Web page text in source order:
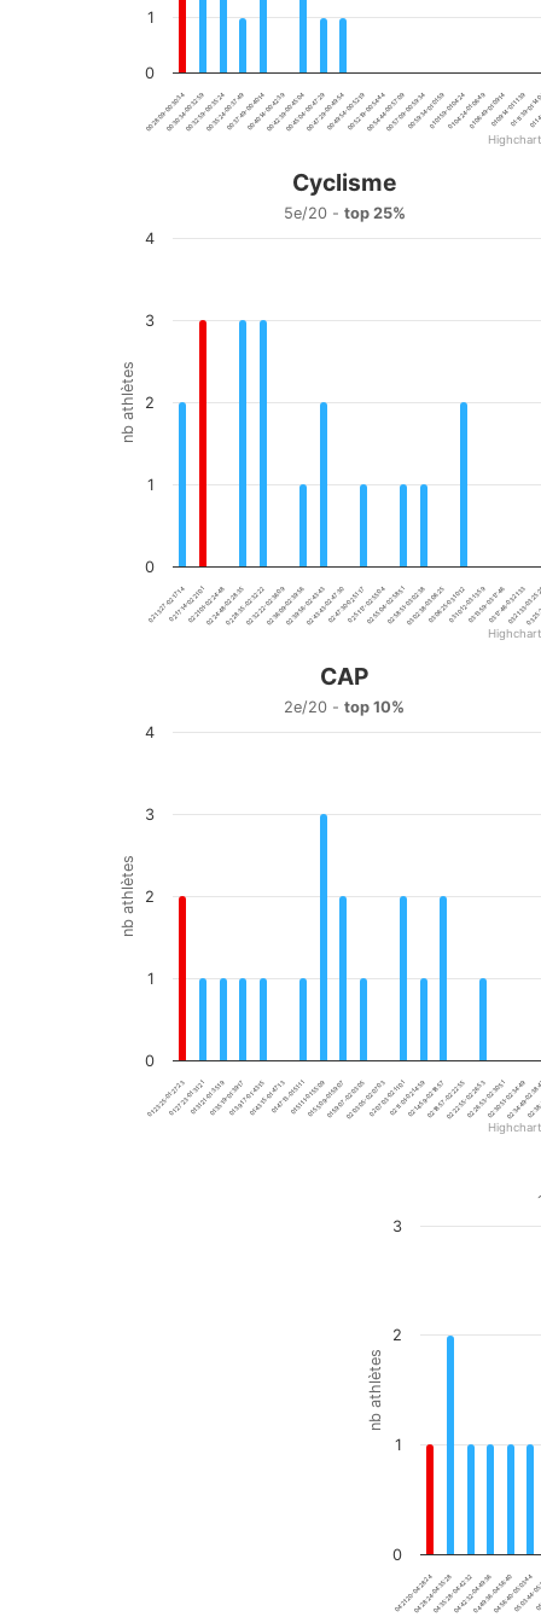
00:28:09-00:30:3400:32:59-00:35:2400:37:49-00:40:1400:42:39-00:45:0400:47:29-00:49:5400:52:19-00:54:4400:57:09-00:59:3401:01:59-01:04:2401:06:49-01:09:1401:11:39-
00:30:34-00:32:5900:35:24-00:37:4900:40:14-00:42:3900:45:04-00:47:2900:49:54-00:52:1900:54:44-00:57:0900:59:34-01:01:5901:04:24-01:06:4901:09:14-01:11:39
0
1
Bar chart with 20 bars.
The chart has 1 Y axis displaying nb athlètes. Data
nb athlètes
Cyclisme
5e/20 - top 25%
02:13:27-02:17:1402:21:01-02:24:4802:28:35-02:32:2202:36:09-02:39:5602:43:43-02:47:3002:51:17-02:55:0402:58:51-03:02:3803:06:25-03:10:1203:13:59-03:17:4603:21:33-
02:17:14-02:21:0102:24:48-02:28:3502:32:22-02:36:0902:39:56-02:43:4302:47:30-02:51:1702:55:04-02:58:5103:02:38-03:06:2503:10:12-03:13:5903:17:46-03:21:33
0
1
2
3
4
Bar chart with 20 bars.
The chart has 1 Y axis displaying nb athlètes. Data
nb athlètes
CAP
2e/20 - top 10%
01:23:25-01:27:2301:31:21-01:35:1901:39:17-01:43:1501:47:13-01:51:1101:55:09-01:59:0702:03:05-02:07:0302:11:01-02:14:5902:18:57-02:22:5502:26:53-02:30:5102:34:49-
01:27:23-01:31:2101:35:19-01:39:1701:43:15-01:47:1301:51:11-01:55:0901:59:07-02:03:0502:07:03-02:11:0102:14:59-02:18:5702:22:55-02:26:5302:30:51-02:34:49
0
1
2
3
4
Bar chart with 20 bars.
nb athlètes
04:21:20-04:28:2404:35:28-04:42:3204:49:36-04:56:40
04:28:24-04:35:2804:42:32-04:49:3604:56:40-05:03:44
0
1
2
3